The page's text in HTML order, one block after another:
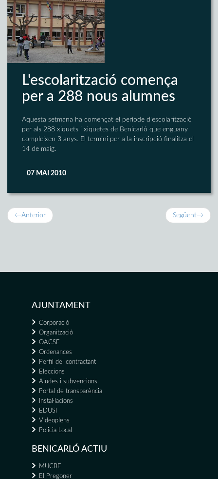
L'escolarització comença
per a 288 nous alumnes
Aquesta setmana ha començat el període d'escolarització
per als 288 xiquets i xiquetes de Benicarló que enguany
compleixen 3 anys. El termini per a la inscripció finalitza el
14 de maig.
07 MAI 2010
←Anterior Següent→
AJUNTAMENT
Corporació
Organització
OACSE
Ordenances
Perfil del contractant
Eleccions
Ajudes i subvencions
Portal de transparència
Instal·lacions
EDUSI
Videoplens
Policia Local
BENICARLÓ ACTIU
MUCBE
El Pregoner